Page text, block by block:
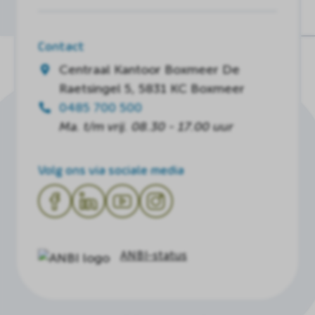
Contact
Centraal Kantoor Boxmeer De
Raetsingel 5, 5831 KC Boxmeer
0485 700 500
Ma. t/m vrij. 08.30 - 17.00 uur
Volg ons via sociale media
ANBI-status